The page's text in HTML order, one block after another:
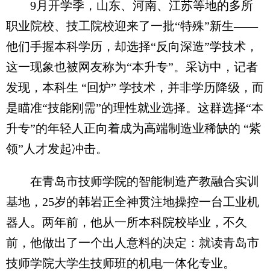
9月开学季，山东、河南、江苏等地的多所
职业院校、技工院校迎来了一批“特殊”新生——
他们手握本科学历，却选择“反向深造”学技术，
这一现象也被网友称为“本升专”。采访中，记者
发现，本科生 “回炉” 学技术，并非学历降级，而
是瞄准“技能刚需”的理性就业选择。这群选择“本
升专”的年轻人正向着成为高端制造业稀缺的 “紫
领”人才发起冲击。
在青岛市技师学院的智能制造产教融合实训
基地，25岁的韩岩正全神贯注地操控一台工业机
器人。两年前，他从一所本科院校毕业，不久
前，他做出了一个出人意料的决定：就读青岛市
技师学院大学生技师班的机电一体化专业。